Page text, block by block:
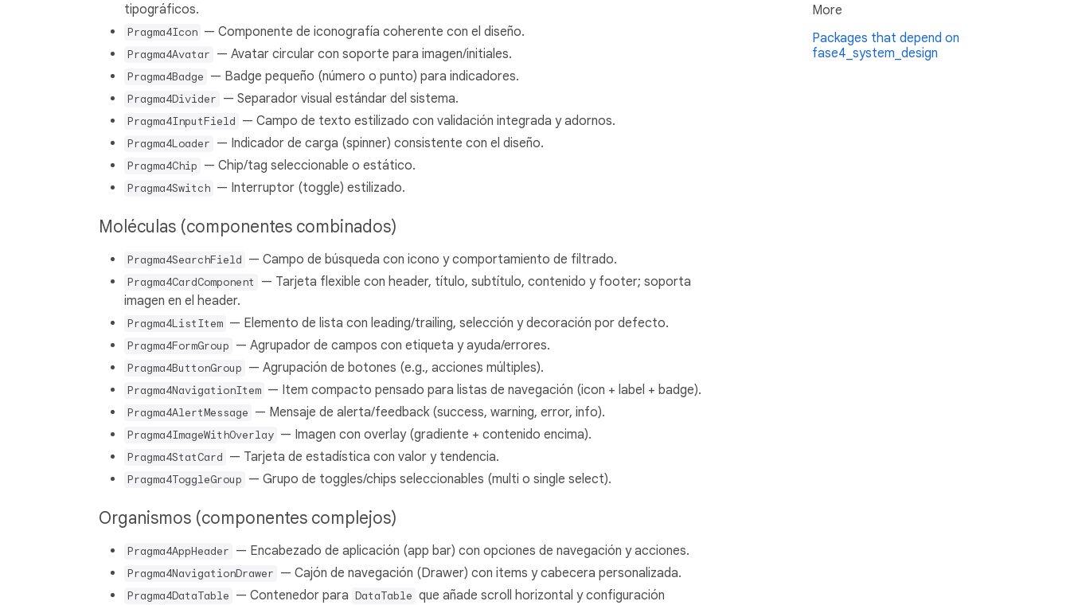
tipográficos.
Pragma4Icon — Componente de iconografía coherente con el diseño.
Pragma4Avatar — Avatar circular con soporte para imagen/initiales.
Pragma4Badge — Badge pequeño (número o punto) para indicadores.
Pragma4Divider — Separador visual estándar del sistema.
Pragma4InputField — Campo de texto estilizado con validación integrada y adornos.
Pragma4Loader — Indicador de carga (spinner) consistente con el diseño.
Pragma4Chip — Chip/tag seleccionable o estático.
Pragma4Switch — Interruptor (toggle) estilizado.
Moléculas (componentes combinados)
Pragma4SearchField — Campo de búsqueda con icono y comportamiento de filtrado.
Pragma4CardComponent
— Tarjeta flexible con header, título, subtítulo, contenido y footer; soporta
imagen en el header.
Pragma4ListItem — Elemento de lista con leading/trailing, selección y decoración por defecto.
Pragma4FormGroup — Agrupador de campos con etiqueta y ayuda/errores.
Pragma4ButtonGroup — Agrupación de botones (e.g., acciones múltiples).
Pragma4NavigationItem — Item compacto pensado para listas de navegación (icon + label + badge).
Pragma4AlertMessage — Mensaje de alerta/feedback (success, warning, error, info).
Pragma4ImageWithOverlay — Imagen con overlay (gradiente + contenido encima).
Pragma4StatCard — Tarjeta de estadística con valor y tendencia.
Pragma4ToggleGroup — Grupo de toggles/chips seleccionables (multi o single select).
Organismos (componentes complejos)
Pragma4AppHeader — Encabezado de aplicación (app bar) con opciones de navegación y acciones.
Pragma4NavigationDrawer — Cajón de navegación (Drawer) con items y cabecera personalizada.
Pragma4DataTable — Contenedor para DataTable que añade scroll horizontal y configuración
More
Packages that depend on
fase4_system_design